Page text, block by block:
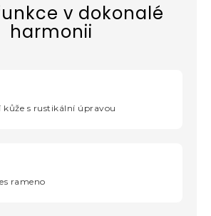
v dokonalé
harmonii
s rustikální úpravou
rameno